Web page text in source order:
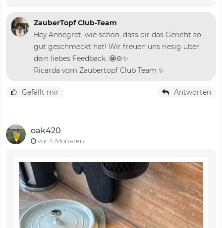
ZauberTopf Club-Team
Hey Annegret, wie schön, dass dir das Gericht so
gut geschmeckt hat! Wir freuen uns riesig über
dein liebes Feedback. 🤩🍲✨
Ricarda vom Zaubertopf Club Team ✨
Gefällt mir Antworten
oak420
vor 4 Monaten